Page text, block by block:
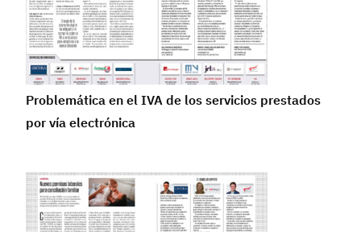
Problemática en el IVA de los servicios prestados
por vía electrónica